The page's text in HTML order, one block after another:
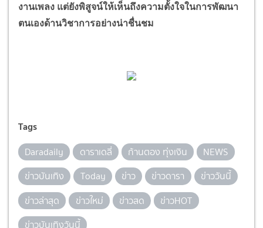
งานเพลง แต่ยังพิสูจน์ให้เห็นถึงความตั้งใจในการพัฒนา
ตนเองด้านวิชาการอย่างน่าชื่นชม
Tags
Daradaily ดาราเดลี่ ก้านตอง ทุ่งเงิน
NEWS
ข่าวบันเทิง
Today ข่าว ข่าวดารา
ข่าววันนี้
ข่าวล่าสุด
ข่าวใหม่ ข่าวสด
ข่าวHOT
ข่าวบันเทิงวันนี้